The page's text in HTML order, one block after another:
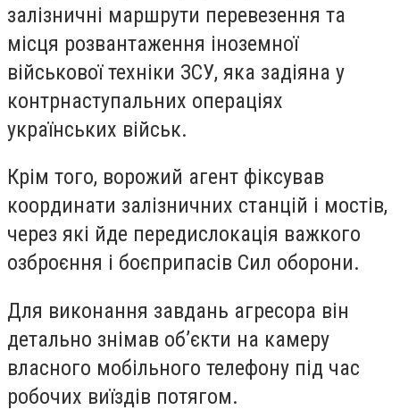
залізничні маршрути перевезення та
місця розвантаження іноземної
військової техніки ЗСУ, яка задіяна у
контрнаступальних операціях
українських військ.
Крім того, ворожий агент фіксував
координати залізничних станцій і мостів,
через які йде передислокація важкого
озброєння і боєприпасів Сил оборони.
Для виконання завдань агресора він
детально знімав об’єкти на камеру
власного мобільного телефону під час
робочих виїздів потягом.